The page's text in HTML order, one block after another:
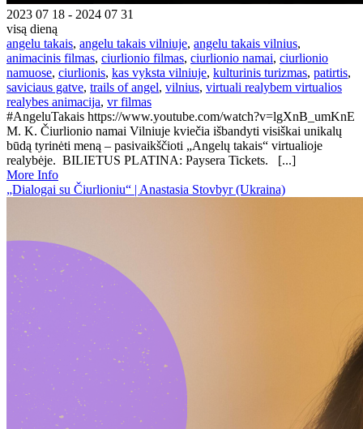
2023 07 18 - 2024 07 31
visą dieną
angelu takais, angelu takais vilniuje, angelu takais vilnius,
animacinis filmas, ciurlionio filmas, ciurlionio namai, ciurlionio
namuose, ciurlionis, kas vyksta vilniuje, kulturinis turizmas, patirtis,
saviciaus gatve, trails of angel, vilnius, virtuali realybem virtualios
realybes animacija, vr filmas
#AngeluTakais https://www.youtube.com/watch?v=lgXnB_umKnE
M. K. Čiurlionio namai Vilniuje kviečia išbandyti visiškai unikalų
būdą tyrinėti meną – pasivaikščioti „Angelų takais“ virtualioje
realybėje. BILIETUS PLATINA: Paysera Tickets. [...]
More Info
„Dialogai su Čiurlioniu“ | Anastasia Stovbyr (Ukraina)